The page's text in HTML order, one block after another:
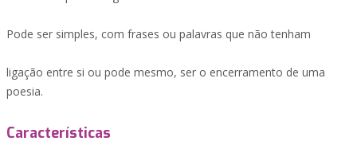
Pode ser simples, com frases ou palavras que não tenham
ligação entre si ou pode mesmo, ser o encerramento de uma
poesia.
Características